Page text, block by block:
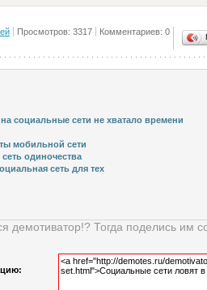
Просмотров: 3317 Комментариев: 0
социальные сети не хватало времени
мобильной сети
одиночества
сеть для тех
демотиватор!? Тогда поделись им